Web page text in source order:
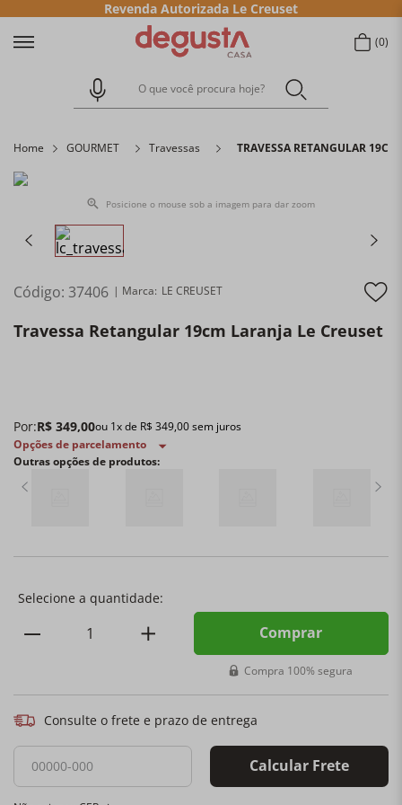
Revenda Autorizada Le Creuset
0
O que você procura hoje?
Home GOURMET Travessas TRAVESSA RETANGULAR 19CM
Posicione o mouse sob a imagem para dar zoom
Código: 37406 LE CREUSET
Travessa Retangular 19cm Laranja Le Creuset
Por:R$ 349,00ou 1x de R$ 349,00sem juros
Opções de parcelamento
Outras opções de produtos:
Comprar
Compra 100% segura
Consulte o frete e prazo de entrega
Calcular Frete